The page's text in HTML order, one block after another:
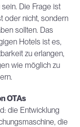
Die Frage ist
oder nicht, sondern
sollten. Das
Hotels ist es,
zu erlangen,
wie möglich zu
OTAs
die Entwicklung
die